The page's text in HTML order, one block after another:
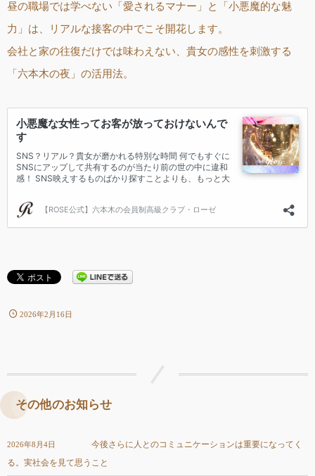
昼の職場では学べない「愛されるマナー」と「小悪魔的な魅
力」は、リアルな接客の中でこそ開花します。
会社と家の往復だけでは味わえない、貴女の感性を刺激する
「六本木の夜」の活用法。
2026年2月16日
その他のお知らせ
2026年8月4日
今後さらに人とのコミュニケーションは重要になってく
る。実社会を見て思うこと